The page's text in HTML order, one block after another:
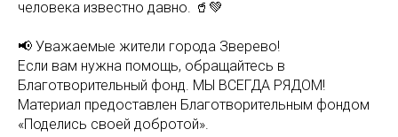
человека известно давно. 🥤💚
📢 Уважаемые жители города Зверево!
Если вам нужна помощь, обращайтесь в
Благотворительный фонд. МЫ ВСЕГДА РЯДОМ!
Материал предоставлен Благотворительным фондом
«Поделись своей добротой».